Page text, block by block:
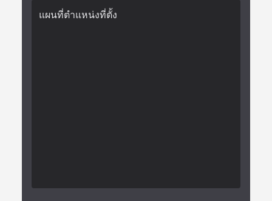
แผนที่ตำแหน่งที่ตั้ง